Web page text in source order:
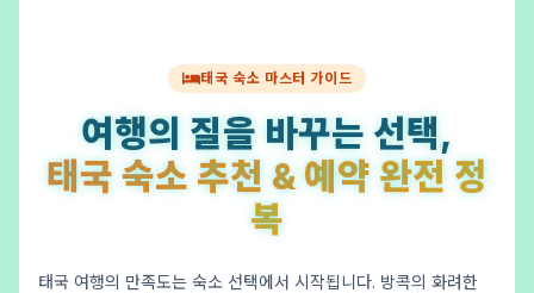
태국 숙소 마스터 가이드
여행의 질을 바꾸는 선택,
태국 숙소 추천 & 예약 완전 정
복
태국 여행의 만족도는 숙소 선택에서 시작됩니다. 방콕의 화려한